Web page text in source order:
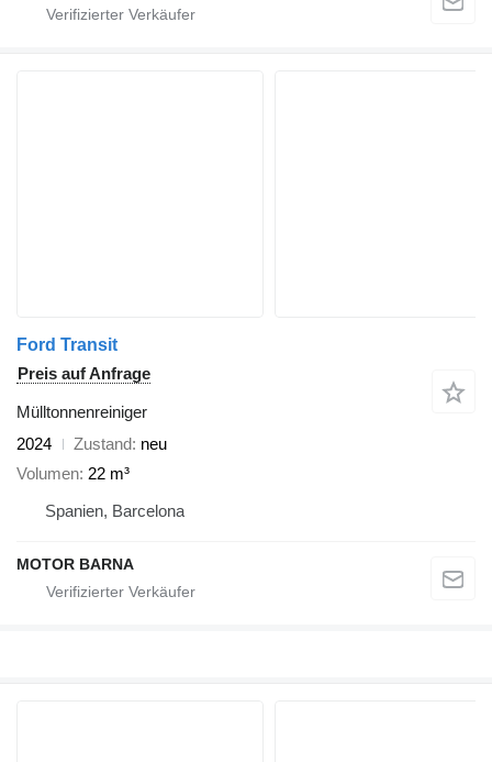
Ford Transit
Preis auf Anfrage
Mülltonnenreiniger
2024
Zustand neu
Volumen 22 m³
Spanien, Barcelona
MOTOR BARNA